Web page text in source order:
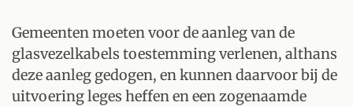
Gemeenten moeten voor de aanleg van de
glasvezelkabels toestemming verlenen, althans
deze aanleg gedogen, en kunnen daarvoor bij de
uitvoering leges heffen en een zogenaamde